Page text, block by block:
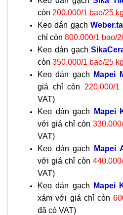
còn 200.000/1 bao/25 kg
Keo dán gạch
chỉ còn 800.000/1 bao/
Keo dán gạch
còn 350.000/1 bao/25 kg
Keo dán gạch
Mapei
giá chỉ còn 220.000/
VAT)
Keo dán gạch
Mapei
với giá chỉ còn
VAT)
Keo dán gạch
Mapei
với giá chỉ còn
VAT)
Keo dán gạch
Mapei
xám với giá chỉ còn
đã có VAT)